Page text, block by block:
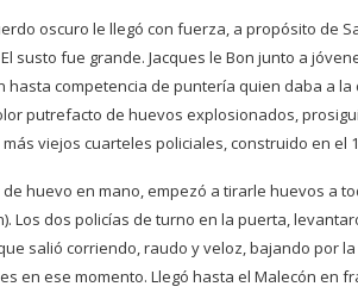
oscuro le llegó con fuerza, a propósito de
susto fue grande. Jacques le Bon junto a
competencia de puntería quien daba a
putrefacto de huevos explosionados,
viejos cuarteles policiales, construido en el
huevo en mano, empezó a tirarle huevos a
Los dos policías de turno en la puerta,
salió corriendo, raudo y veloz, bajando por
en ese momento. Llegó hasta el Malecón en